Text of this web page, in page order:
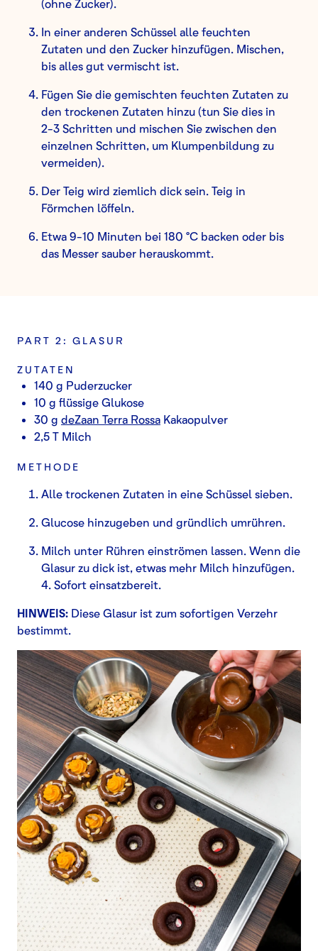
(ohne Zucker).
In einer anderen Schüssel alle feuchten
Zutaten und den Zucker hinzufügen. Mischen,
bis alles gut vermischt ist.
Fügen Sie die gemischten feuchten Zutaten zu
den trockenen Zutaten hinzu (tun Sie dies in
2-3 Schritten und mischen Sie zwischen den
einzelnen Schritten, um Klumpenbildung zu
vermeiden).
Der Teig wird ziemlich dick sein. Teig in
Förmchen löffeln.
Etwa 9-10 Minuten bei 180 °C backen oder bis
das Messer sauber herauskommt.
PART 2: GLASUR
ZUTATEN
140 g Puderzucker
10 g flüssige Glukose
30 g deZaan Terra Rossa Kakaopulver
2,5 T Milch
METHODE
Alle trockenen Zutaten in eine Schüssel sieben.
Glucose hinzugeben und gründlich umrühren.
Milch unter Rühren einströmen lassen. Wenn die
Glasur zu dick ist, etwas mehr Milch hinzufügen.
4. Sofort einsatzbereit.
HINWEIS: Diese Glasur ist zum sofortigen Verzehr
bestimmt.